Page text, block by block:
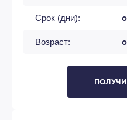
Срок (дни):
Возраст: